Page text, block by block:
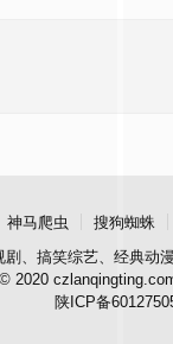
神马爬虫 搜狗蜘蛛
、搞笑综艺、经典动
2020
陕ICP备